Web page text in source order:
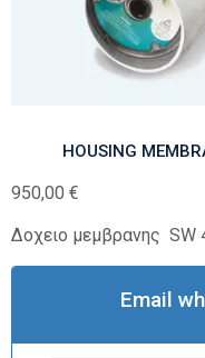
HOUSING
950,00 €
Δοχειο μεμβρανης SW
Email